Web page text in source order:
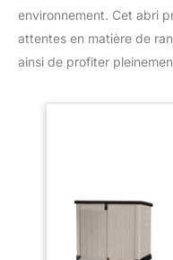
environnement. Cet abri
attentes en matière de
ainsi de profiter